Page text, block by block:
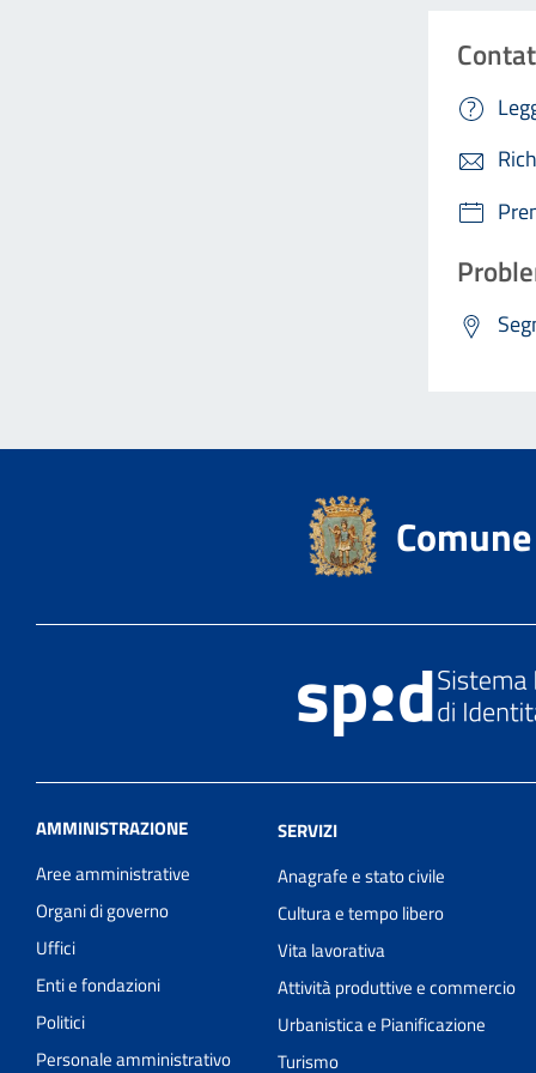
AMMINISTRAZIONE
Aree amministrative
Organi di governo
Uffici
Enti e fondazioni
Politici
Personale amministrativo
SERVIZI
Anagrafe e stato civile
Cultura e tempo libero
Vita lavorativa
Attività produttive e commercio
Urbanistica e Pianificazione
Turismo